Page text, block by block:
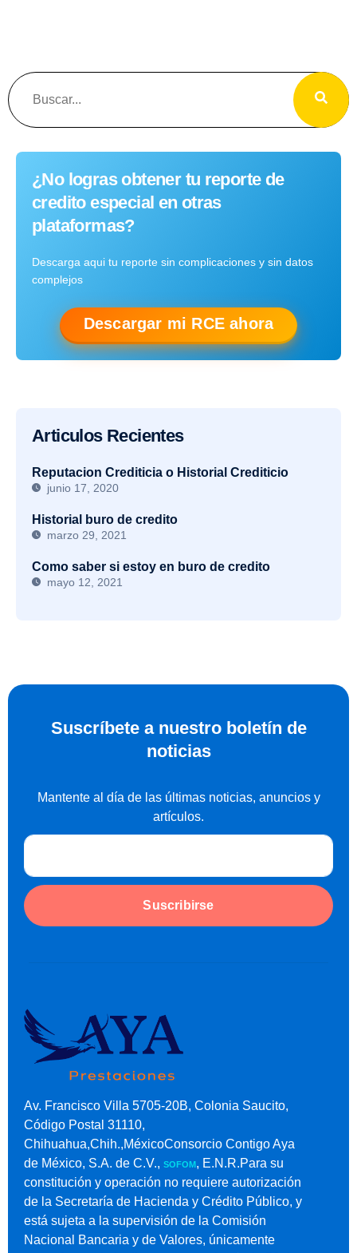
¿No logras obtener tu reporte de
credito especial en otras
plataformas?
Descarga aqui tu reporte sin complicaciones y sin datos
complejos
Descargar mi RCE ahora
Articulos Recientes
Reputacion Crediticia o Historial Crediticio
junio 17, 2020
Historial buro de credito
marzo 29, 2021
Como saber si estoy en buro de credito
mayo 12, 2021
Suscríbete a nuestro boletín de
noticias
Mantente al día de las últimas noticias, anuncios y
artículos.
Suscribirse
Av. Francisco Villa 5705-20B, Colonia Saucito,
Código Postal 31110,
Chihuahua,Chih.,MéxicoConsorcio Contigo Aya
de México, S.A. de C.V., SOFOM, E.N.R.Para su
constitución y operación no requiere autorización
de la Secretaría de Hacienda y Crédito Público, y
está sujeta a la supervisión de la Comisión
Nacional Bancaria y de Valores, únicamente